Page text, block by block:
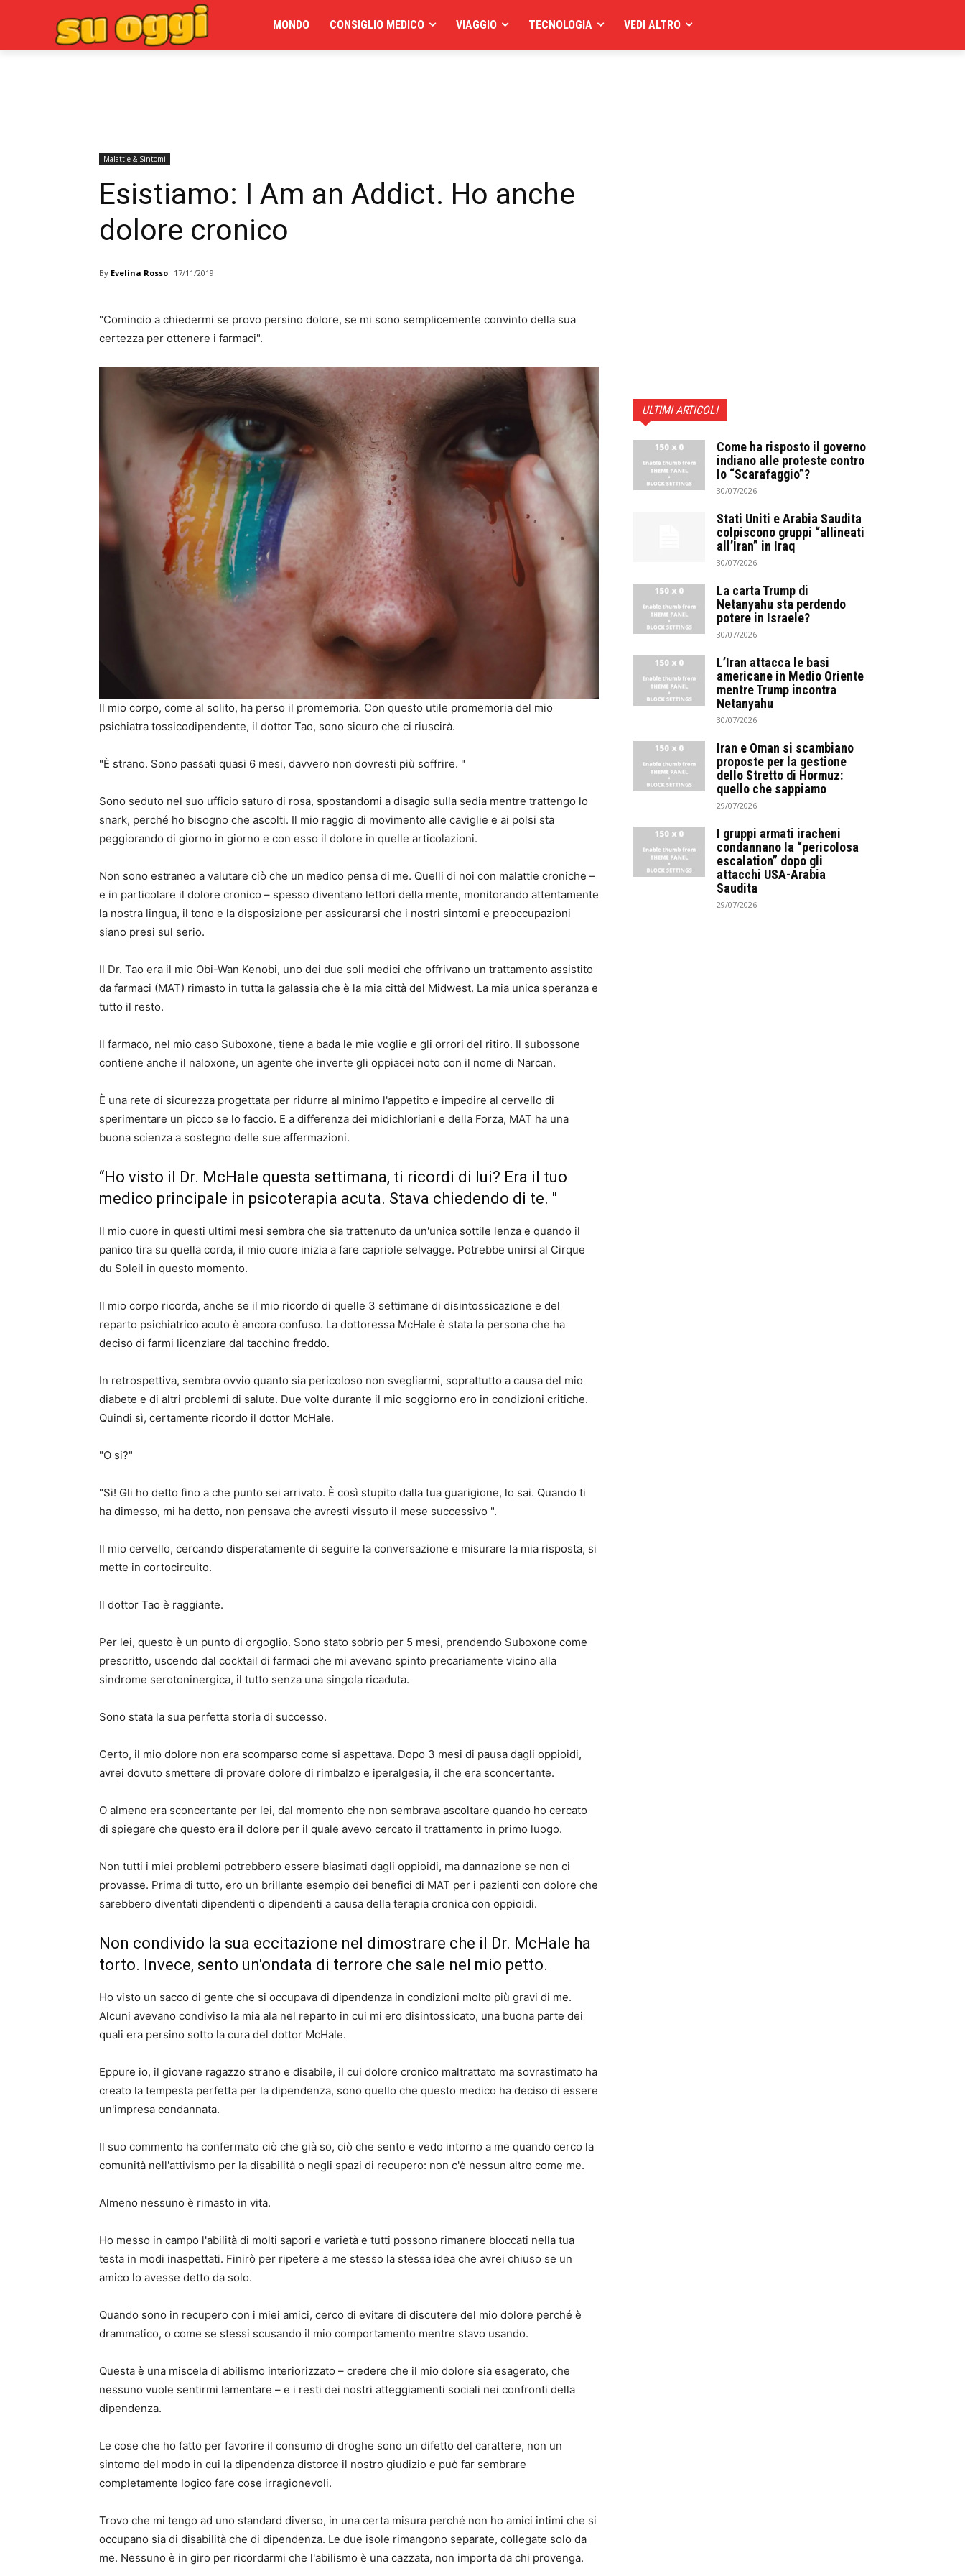
MONDO CONSIGLIO MEDICO VIAGGIO TECNOLOGIA VEDI ALTRO
Malattie & Sintomi
Esistiamo: I Am an Addict. Ho anche
dolore cronico
By Evelina Rosso 17/11/2019
"Comincio a chiedermi se provo persino dolore, se mi sono semplicemente convinto della sua
certezza per ottenere i farmaci".
Il mio corpo, come al solito, ha perso il promemoria. Con questo utile promemoria del mio
psichiatra tossicodipendente, il dottor Tao, sono sicuro che ci riuscirà.
"È strano. Sono passati quasi 6 mesi, davvero non dovresti più soffrire. "
Sono seduto nel suo ufficio saturo di rosa, spostandomi a disagio sulla sedia mentre trattengo lo
snark, perché ho bisogno che ascolti. Il mio raggio di movimento alle caviglie e ai polsi sta
peggiorando di giorno in giorno e con esso il dolore in quelle articolazioni.
Non sono estraneo a valutare ciò che un medico pensa di me. Quelli di noi con malattie croniche –
e in particolare il dolore cronico – spesso diventano lettori della mente, monitorando attentamente
la nostra lingua, il tono e la disposizione per assicurarsi che i nostri sintomi e preoccupazioni
siano presi sul serio.
Il Dr. Tao era il mio Obi-Wan Kenobi, uno dei due soli medici che offrivano un trattamento assistito
da farmaci (MAT) rimasto in tutta la galassia che è la mia città del Midwest. La mia unica speranza e
tutto il resto.
Il farmaco, nel mio caso Suboxone, tiene a bada le mie voglie e gli orrori del ritiro. Il subossone
contiene anche il naloxone, un agente che inverte gli oppiacei noto con il nome di Narcan.
È una rete di sicurezza progettata per ridurre al minimo l'appetito e impedire al cervello di
sperimentare un picco se lo faccio. E a differenza dei midichloriani e della Forza, MAT ha una
buona scienza a sostegno delle sue affermazioni.
“Ho visto il Dr. McHale questa settimana, ti ricordi di lui? Era il tuo
medico principale in psicoterapia acuta. Stava chiedendo di te. "
Il mio cuore in questi ultimi mesi sembra che sia trattenuto da un'unica sottile lenza e quando il
panico tira su quella corda, il mio cuore inizia a fare capriole selvagge. Potrebbe unirsi al Cirque
du Soleil in questo momento.
Il mio corpo ricorda, anche se il mio ricordo di quelle 3 settimane di disintossicazione e del
reparto psichiatrico acuto è ancora confuso. La dottoressa McHale è stata la persona che ha
deciso di farmi licenziare dal tacchino freddo.
In retrospettiva, sembra ovvio quanto sia pericoloso non svegliarmi, soprattutto a causa del mio
diabete e di altri problemi di salute. Due volte durante il mio soggiorno ero in condizioni critiche.
Quindi sì, certamente ricordo il dottor McHale.
"O si?"
"Si! Gli ho detto fino a che punto sei arrivato. È così stupito dalla tua guarigione, lo sai. Quando ti
ha dimesso, mi ha detto, non pensava che avresti vissuto il mese successivo ".
Il mio cervello, cercando disperatamente di seguire la conversazione e misurare la mia risposta, si
mette in cortocircuito.
Il dottor Tao è raggiante.
Per lei, questo è un punto di orgoglio. Sono stato sobrio per 5 mesi, prendendo Suboxone come
prescritto, uscendo dal cocktail di farmaci che mi avevano spinto precariamente vicino alla
sindrome serotoninergica, il tutto senza una singola ricaduta.
Sono stata la sua perfetta storia di successo.
Certo, il mio dolore non era scomparso come si aspettava. Dopo 3 mesi di pausa dagli oppioidi,
avrei dovuto smettere di provare dolore di rimbalzo e iperalgesia, il che era sconcertante.
O almeno era sconcertante per lei, dal momento che non sembrava ascoltare quando ho cercato
di spiegare che questo era il dolore per il quale avevo cercato il trattamento in primo luogo.
Non tutti i miei problemi potrebbero essere biasimati dagli oppioidi, ma dannazione se non ci
provasse. Prima di tutto, ero un brillante esempio dei benefici di MAT per i pazienti con dolore che
sarebbero diventati dipendenti o dipendenti a causa della terapia cronica con oppioidi.
Non condivido la sua eccitazione nel dimostrare che il Dr. McHale ha
torto. Invece, sento un'ondata di terrore che sale nel mio petto.
Ho visto un sacco di gente che si occupava di dipendenza in condizioni molto più gravi di me.
Alcuni avevano condiviso la mia ala nel reparto in cui mi ero disintossicato, una buona parte dei
quali era persino sotto la cura del dottor McHale.
Eppure io, il giovane ragazzo strano e disabile, il cui dolore cronico maltrattato ma sovrastimato ha
creato la tempesta perfetta per la dipendenza, sono quello che questo medico ha deciso di essere
un'impresa condannata.
Il suo commento ha confermato ciò che già so, ciò che sento e vedo intorno a me quando cerco la
comunità nell'attivismo per la disabilità o negli spazi di recupero: non c'è nessun altro come me.
Almeno nessuno è rimasto in vita.
Ho messo in campo l'abilità di molti sapori e varietà e tutti possono rimanere bloccati nella tua
testa in modi inaspettati. Finirò per ripetere a me stesso la stessa idea che avrei chiuso se un
amico lo avesse detto da solo.
Quando sono in recupero con i miei amici, cerco di evitare di discutere del mio dolore perché è
drammatico, o come se stessi scusando il mio comportamento mentre stavo usando.
Questa è una miscela di abilismo interiorizzato – credere che il mio dolore sia esagerato, che
nessuno vuole sentirmi lamentare – e i resti dei nostri atteggiamenti sociali nei confronti della
dipendenza.
Le cose che ho fatto per favorire il consumo di droghe sono un difetto del carattere, non un
sintomo del modo in cui la dipendenza distorce il nostro giudizio e può far sembrare
completamente logico fare cose irragionevoli.
Trovo che mi tengo ad uno standard diverso, in una certa misura perché non ho amici intimi che si
occupano sia di disabilità che di dipendenza. Le due isole rimangono separate, collegate solo da
me. Nessuno è in giro per ricordarmi che l'abilismo è una cazzata, non importa da chi provenga.
ULTIMI ARTICOLI
Come ha risposto il governo
indiano alle proteste contro
lo “Scarafaggio”?
30/07/2026
Stati Uniti e Arabia Saudita
colpiscono gruppi “allineati
all’Iran” in Iraq
30/07/2026
La carta Trump di
Netanyahu sta perdendo
potere in Israele?
30/07/2026
L’Iran attacca le basi
americane in Medio Oriente
mentre Trump incontra
Netanyahu
30/07/2026
Iran e Oman si scambiano
proposte per la gestione
dello Stretto di Hormuz:
quello che sappiamo
29/07/2026
I gruppi armati iracheni
condannano la “pericolosa
escalation” dopo gli
attacchi USA-Arabia
Saudita
29/07/2026